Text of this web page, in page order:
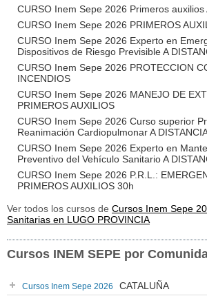
CURSO Inem Sepe 2026 Primeros auxilios
CURSO Inem Sepe 2026 PRIMEROS
CURSO Inem Sepe 2026 Experto en
Dispositivos de Riesgo Previsible A
CURSO Inem Sepe 2026 PROTECCION
INCENDIOS
CURSO Inem Sepe 2026 MANEJO DE
PRIMEROS AUXILIOS
CURSO Inem Sepe 2026 Curso superior
Reanimación Cardiopulmonar A
CURSO Inem Sepe 2026 Experto en
Preventivo del Vehículo Sanitario A
CURSO Inem Sepe 2026 P.R.L.:
PRIMEROS AUXILIOS 30h
Ver todos los cursos de Cursos Inem Sepe
Sanitarias en LUGO PROVINCIA
Cursos INEM SEPE por
Cursos Inem Sepe 2026 CATALUÑA